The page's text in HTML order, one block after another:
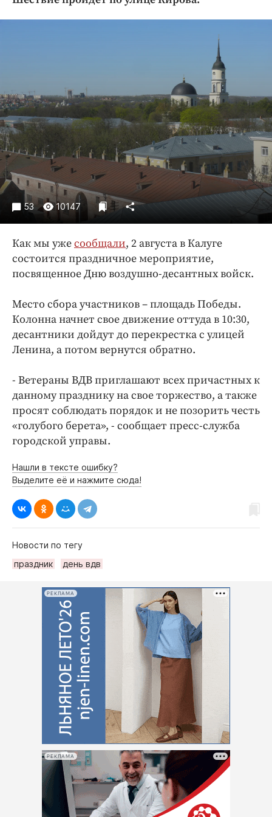
Криминал
Погода
Праздники
Происшествия
Спорт
Экономика и бизнес
ПРОЕКТЫ
Блоги
Издания
Медиаперсона
Интересное чтиво
Бренд года
Работодатель года
53 10147
Как мы ужесообщали, 2 августа в Калуге
состоится праздничное мероприятие,
посвященное Дню воздушно-десантных войск.
Место сбора участников – площадь Победы.
Колонна начнет свое движение оттуда в 10:30,
десантники дойдут до перекрестка с улицей
Ленина, а потом вернутся обратно.
- Ветераны ВДВ приглашают всех причастных к
данному празднику на свое торжество, а также
просят соблюдать порядок и не позорить честь
«голубого берета», - сообщает пресс-служба
городской управы.
Нашли в тексте ошибку?
Выделите её и нажмите сюда!
Новости по тегу
праздник
день вдв
РЕКЛАМА
РЕКЛАМА